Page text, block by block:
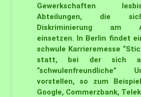
Gewerkschaften
Abteilungen, die
Diskriminierung am
einsetzen. In Berlin findet
schwule Karrieremesse
statt, bei der sich
“schwulenfreundliche”
vorstellen, so zum
Google, Commerzbank,